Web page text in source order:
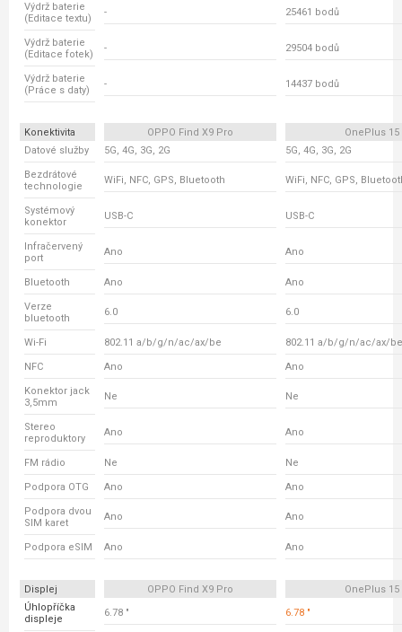
Výdrž baterie
(Editace textu)
- 25461 bodů
Výdrž baterie
(Editace fotek)
- 29504 bodů
Výdrž baterie
(Práce s daty)
- 14437 bodů
Konektivita OPPO Find X9 Pro
OnePlus 15
Datové služby
5G, 4G, 3G, 2G 5G, 4G, 3G, 2G
Bezdrátové
technologie
WiFi, NFC, GPS, Bluetooth WiFi, NFC, GPS,
Systémový
konektor
USB-C USB-C
Infračervený
port
Ano Ano
Bluetooth Ano Ano
Verze
bluetooth
6.0 6.0
Wi-Fi 802.11 a/b/g/n/ac/ax/be 802.11 a/b/g/n/ac/ax/be
NFC Ano Ano
Konektor jack
3,5mm
Ne Ne
Stereo
reproduktory
Ano Ano
FM rádio Ne Ne
Podpora OTG Ano Ano
Podpora dvou
SIM karet
Ano Ano
Podpora eSIM Ano Ano
Displej OPPO Find X9 Pro
OnePlus 15
Úhlopříčka
displeje
6.78 " 6.78 "